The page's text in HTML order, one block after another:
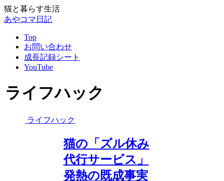
猫と暮らす生活
あやコマ日記
Top
お問い合わせ
成長記録シート
YouTube
ライフハック
ライフハック
猫の「ズル休み
代行サービス」
発熱の既成事実